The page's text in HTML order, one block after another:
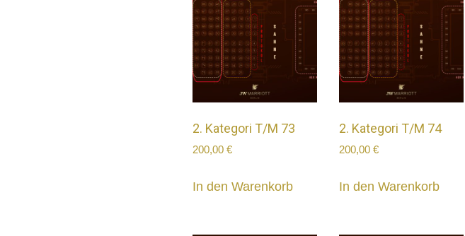
2. Kategori T/M 73
200,00€
In den Warenkorb
2. Kategori T/M 74
200,00 €
In den Warenkorb